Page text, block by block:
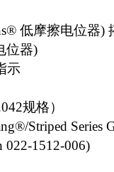
低摩擦电位器)
位器)
示
规格）
Striped Series
1512-006)